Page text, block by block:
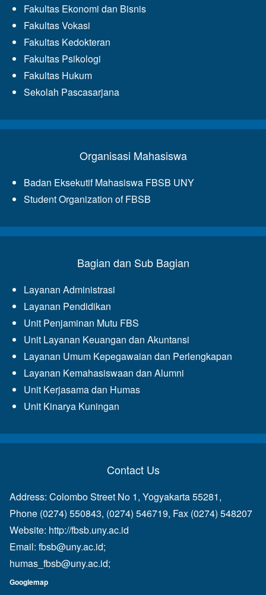
Fakultas Ekonomi dan Bisnis
Fakultas Vokasi
Fakultas Kedokteran
Fakultas Psikologi
Fakultas Hukum
Sekolah Pascasarjana
Organisasi Mahasiswa
Badan Eksekutif Mahasiswa FBSB UNY
Student Organization of FBSB
Bagian dan Sub Bagian
Layanan Administrasi
Layanan Pendidikan
Unit Penjaminan Mutu FBS
Unit Layanan Keuangan dan Akuntansi
Layanan Umum Kepegawaian dan Perlengkapan
Layanan Kemahasiswaan dan Alumni
Unit Kerjasama dan Humas
Unit Kinarya Kuningan
Contact Us
Address: Colombo Street No 1, Yogyakarta 55281,
Phone (0274) 550843, (0274) 546719, Fax (0274) 548207
Website: http://fbsb.uny.ac.id
Email: fbsb@uny.ac.id;
humas_fbsb@uny.ac.id;
Googlemap